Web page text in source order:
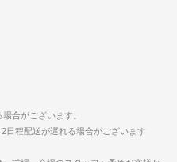
合がございます。
程配送が遅れる場合がございます